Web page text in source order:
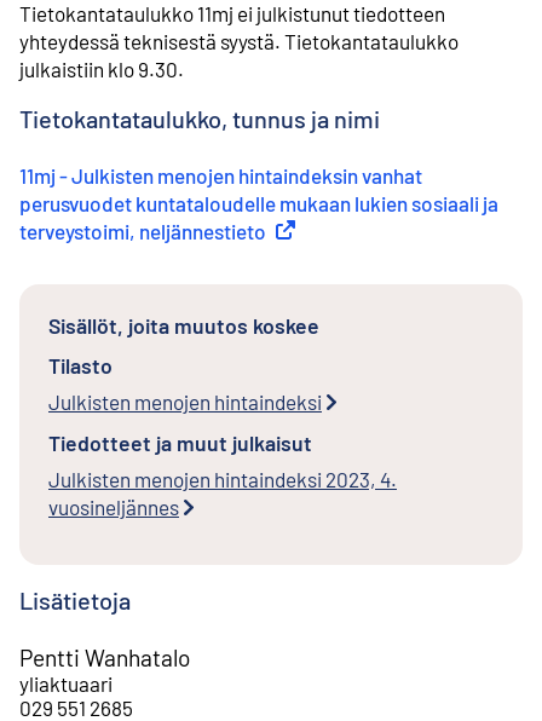
Tietokantataulukko 11mj ei julkistunut tiedotteen
yhteydessä teknisestä syystä. Tietokantataulukko
julkaistiin klo 9.30.
Tietokantataulukko, tunnus ja nimi
11mj - Julkisten menojen hintaindeksin vanhat
perusvuodet kuntataloudelle mukaan lukien sosiaali ja
terveystoimi, neljännestieto Ulkoinen linkki
Sisällöt, joita muutos koskee
Tilasto
Julkisten menojen hintaindeksi
Tiedotteet ja muut julkaisut
Julkisten menojen hintaindeksi 2023, 4.
vuosineljännes
Lisätietoja
Pentti Wanhatalo
yliaktuaari
029 551 2685